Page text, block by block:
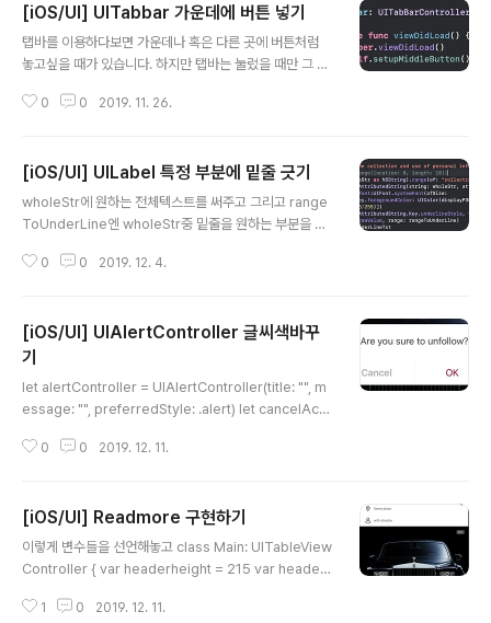
[iOS/UI] UITabbar 가운데에 버튼 넣기
탭바를 이용하다보면 가운데나 혹은 다른 곳에 버튼처럼
놓고싶을 때가 있습니다. 하지만 탭바는 눌렀을 때만 그 안
데요 이것을 할 수 있는 방법을 소개해드리겠습니다! 첫번
utton을 하나 만들어줍니다. 그 뒤 배경색을(backgroun
dColor) 정하고 원하는 이미지(setImage)를 넣어줍니
다. 이미지를 어떤 형식으로 채워넣을 것인지도 설정해줍
arget을 설정해주고 셀렉터 안에 menuButtonAction
0 0 2019. 11. 26.
[iOS/UI] UILabel 특정 부분에 밑줄 긋기
wholeStr에 원하는 전체텍스트를 써주고 그리고 range
ToUnderLine엔 wholeStr중 밑줄을 원하는 부분을 적
NSRange(location: 0, length: 10))
0 0 2019. 12. 4.
[iOS/UI] UIAlertController 글씨색바꾸
기
let alertController = UIAlertController(title: "", m
essage: "", preferredStyle: .alert) let cancelActi
{ (action) in // Cancel버튼 눌렀을 때 뭐할거야 } alert
on) in } OKAction.setValue(UIColor(displayP3Re
d: 162/255, green: 32/255, blue: 58/255, alpha:
1), f..
0 0 2019. 12. 11.
[iOS/UI] Readmore 구현하기
이렇게 변수들을 선언해놓고 class Main: UITableView
Controller { var headerheight = 215 var headerh
oreindex = 100 var morearray = [Int]() 우선 셀 안
1 0 2019. 12. 11.